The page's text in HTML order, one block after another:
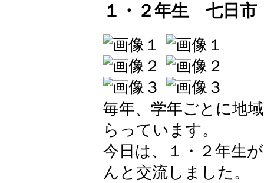
１・２年生 七日市
毎年、学年ごとに地
らっています。
今日は、１・２年生
んと交流しました。